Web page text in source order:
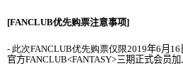
[FANCLUB优先购票注意事项]
- 此次FANCLUB优先购票仅限2019年6 月 16
官方FANCLUB<FANTASY>三期正式会员加